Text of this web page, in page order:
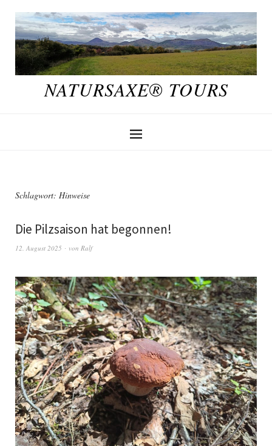
NATURSAXE® TOURS
Schlagwort: Hinweise
Die Pilzsaison hat begonnen!
12. August 2025 von Ralf